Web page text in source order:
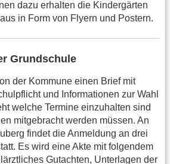
dazu erhalten die Kindergärten
in Form von Flyern und Postern.
Grundschule
der Kommune einen Brief mit
und Informationen zur Wahl
welche Termine einzuhalten sind
mitgebracht werden müssen. An
findet die Anmeldung an drei
Es wird eine Akte mit folgendem
Gutachten, Unterlagen der